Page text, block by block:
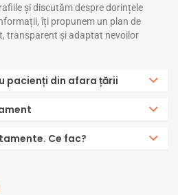
și discutăm despre dorințele
îți propunem un plan de
transparent și adaptat nevoilor
pacienți din afara țării
Ce fac?